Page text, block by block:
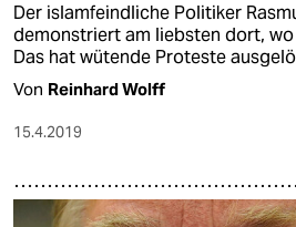
Der islamfeindliche Politiker
demonstriert am liebsten dort,
Das hat wütende Proteste
Von Reinhard Wolff
15.4.2019